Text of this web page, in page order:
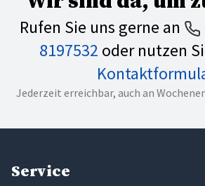
Rufen Sie uns gerne an
8197532 oder nutzen
Jederzeit erreichbar, auch an
Service